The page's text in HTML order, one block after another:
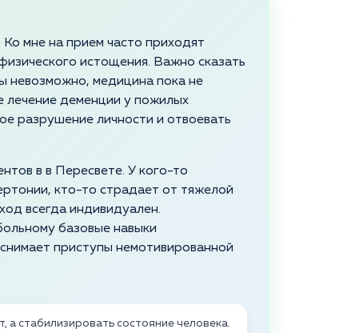
мне на прием часто приходят
истощения. Важно сказать
невозможно, медицина пока не
лечение деменции у пожилых
разрушение личности и отвоевать
в в Пересвете. У кого-то
кто-то страдает от тяжелой
всегда индивидуален.
базовые навыки
приступы немотивированной
а стабилизировать состояние человека.